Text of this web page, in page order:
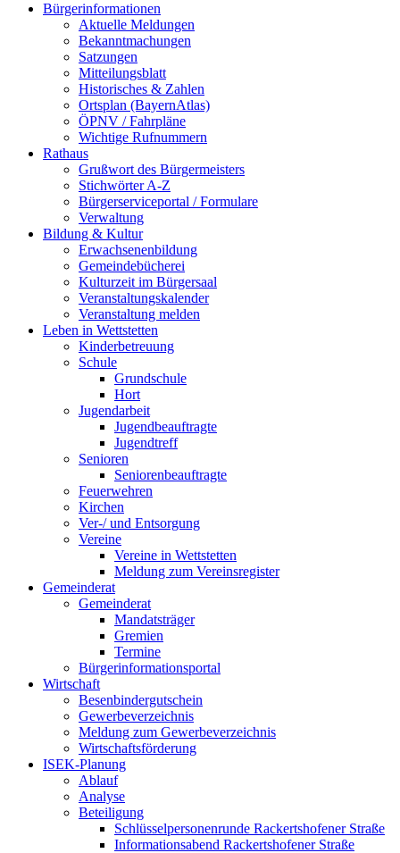
Bürgerinformationen
Aktuelle Meldungen
Bekanntmachungen
Satzungen
Mitteilungsblatt
Historisches & Zahlen
Ortsplan (BayernAtlas)
ÖPNV / Fahrpläne
Wichtige Rufnummern
Rathaus
Grußwort des Bürgermeisters
Stichwörter A-Z
Bürgerserviceportal / Formulare
Verwaltung
Bildung & Kultur
Erwachsenenbildung
Gemeindebücherei
Kulturzeit im Bürgersaal
Veranstaltungskalender
Veranstaltung melden
Leben in Wettstetten
Kinderbetreuung
Schule
Grundschule
Hort
Jugendarbeit
Jugendbeauftragte
Jugendtreff
Senioren
Seniorenbeauftragte
Feuerwehren
Kirchen
Ver-/ und Entsorgung
Vereine
Vereine in Wettstetten
Meldung zum Vereinsregister
Gemeinderat
Gemeinderat
Mandatsträger
Gremien
Termine
Bürgerinformationsportal
Wirtschaft
Besenbindergutschein
Gewerbeverzeichnis
Meldung zum Gewerbeverzeichnis
Wirtschaftsförderung
ISEK-Planung
Ablauf
Analyse
Beteiligung
Schlüsselpersonenrunde Rackertshofener Straße
Informationsabend Rackertshofener Straße